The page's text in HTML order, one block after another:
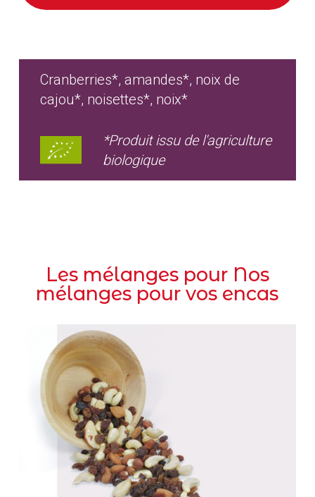
Cranberries*, amandes*, noix de
cajou*, noisettes*, noix*
*Produit issu de l'agriculture
biologique
Les mélanges pour Nos
mélanges pour vos encas